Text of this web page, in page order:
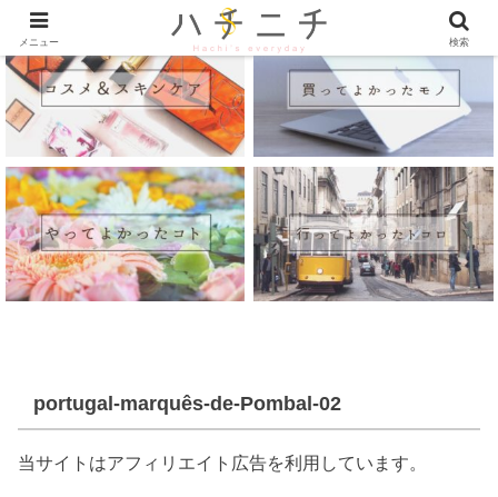
portugal-marquês-de-Pombal-02
当サイトはアフィリエイト広告を利用しています。
メニュー 検索